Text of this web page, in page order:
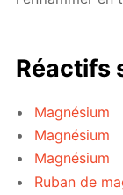
Réactifs
Magnésium
Magnésium
Magnésium
Ruban de